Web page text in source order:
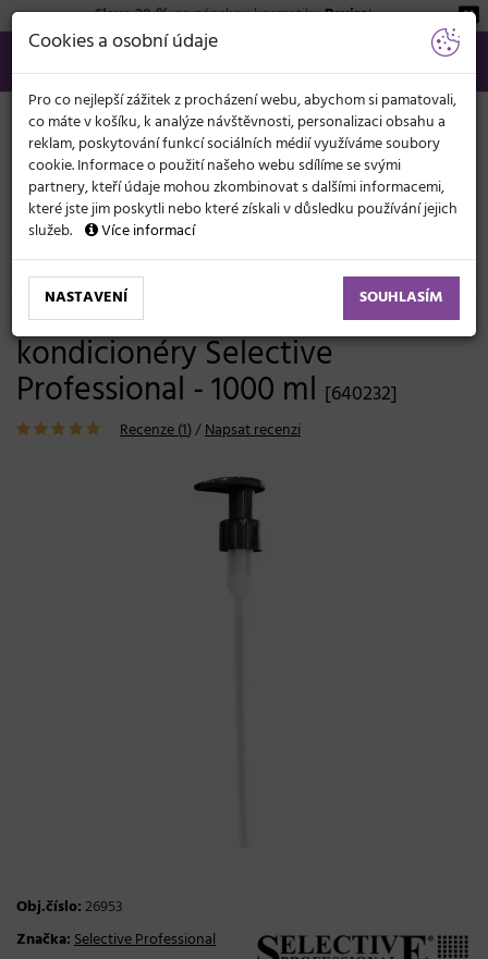
Sleva 20 %na pánskou kosmetikuBeviro!
566 440 099
info@svetkadernictvi.cz
Po−pá: 8−17
Vše o nákupu Kč
KATEGORIE
MENU
Vlasová kosmetika Ostatní příslušenství
Pumpa na šampony a
kondicionéry Selective
Professional - 1000 ml [640232]
Recenze (1)/Napsat recenzi
Obj.číslo:26953
Značka:Selective Professional
Cookies a osobní údaje
Pro co nejlepší zážitek z procházení webu, abychom si pamatovali,
co máte v košíku, k analýze návštěvnosti, personalizaci obsahu a
reklam, poskytování funkcí sociálních médií využíváme soubory
cookie. Informace o použití našeho webu sdílíme se svými
partnery, kteří údaje mohou zkombinovat s dalšími informacemi,
které jste jim poskytli nebo které získali v důsledku používání jejich
služeb.
Více informací
NASTAVENÍ SOUHLASÍM